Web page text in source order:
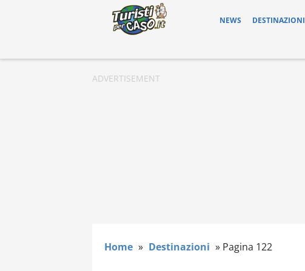
NEWS DESTINAZIONI
Home » Destinazioni » Pagina 122